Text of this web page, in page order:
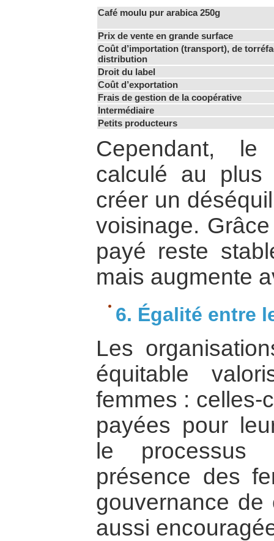
Café moulu pur arabica 250g
Prix de vente en grande surface
Coût d’importation (transport), de
distribution
Droit du label
Coût d’exportation
Frais de gestion de la coopérative
Intermédiaire
Petits producteurs
Cependant,
calculé au
créer un
voisinage.
payé reste
mais augmente
6. Égalité entre
Les
équitable
femmes : celles-
payées pour
le processus
présence des
gouvernance de
aussi